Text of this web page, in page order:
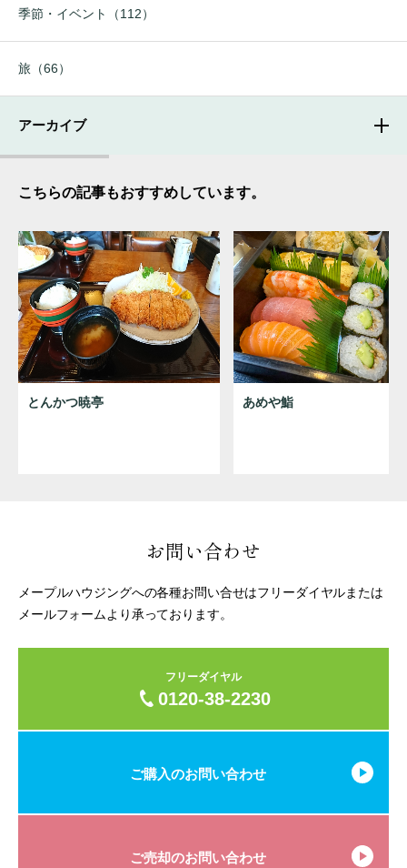
季節・イベント（112）
旅（66）
アーカイブ
こちらの記事もおすすめしています。
とんかつ暁亭 あめや鮨
お問い合わせ
メープルハウジングへの各種お問い合せはフリーダイヤルまたは
メールフォームより承っております。
フリーダイヤル
0120-38-2230
ご購入のお問い合わせ
ご売却のお問い合わせ